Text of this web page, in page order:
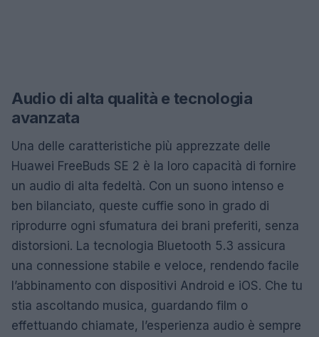
Audio di alta qualità e tecnologia
avanzata
Una delle caratteristiche più apprezzate delle
Huawei FreeBuds SE 2 è la loro capacità di fornire
un audio di alta fedeltà. Con un suono intenso e
ben bilanciato, queste cuffie sono in grado di
riprodurre ogni sfumatura dei brani preferiti, senza
distorsioni. La tecnologia Bluetooth 5.3 assicura
una connessione stabile e veloce, rendendo facile
l’abbinamento con dispositivi Android e iOS. Che tu
stia ascoltando musica, guardando film o
effettuando chiamate, l’esperienza audio è sempre